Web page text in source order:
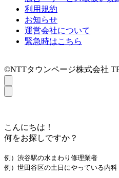
利用規約
お知らせ
運営会社について
緊急時はこちら
©NTTタウンページ株式会社
こんにちは！
何をお探しですか？
例）渋谷駅の水まわり修理業者
例）世田谷区の土日にやっている内科